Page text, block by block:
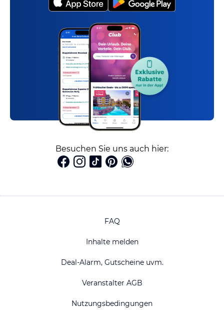
Besuchen Sie uns auch hier:
FAQ
Inhalte melden
Deal-Alarm, Gutscheine uvm.
Veranstalter AGB
Nutzungsbedingungen